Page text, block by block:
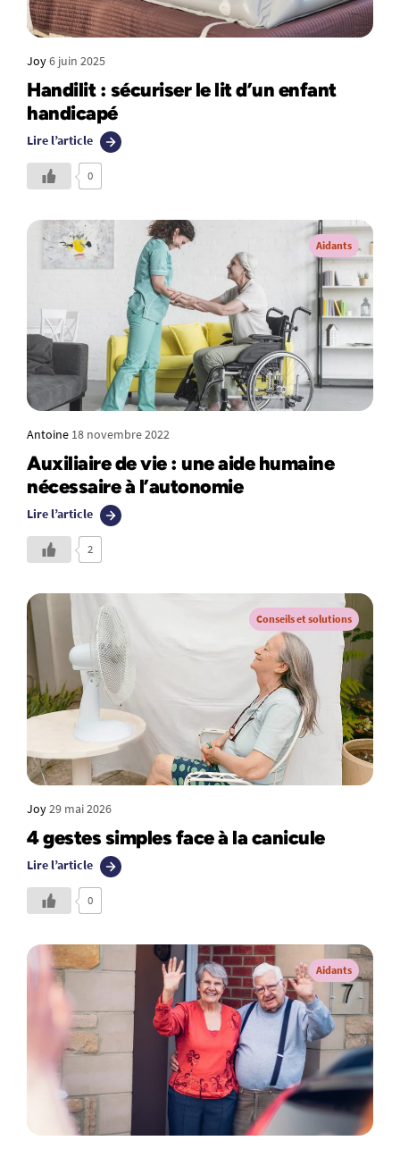
Joy6 juin 2025
Handilit : sécuriser le lit d’un enfant
handicapé
Lire l’article
0
Aidants
Antoine 18 novembre 2022
Auxiliaire de vie : une aide humaine
nécessaire à l’autonomie
Lire l’article
2
Conseils et solutions
Joy29 mai 2026
4 gestes simples face à la canicule
Lire l’article
0
Aidants